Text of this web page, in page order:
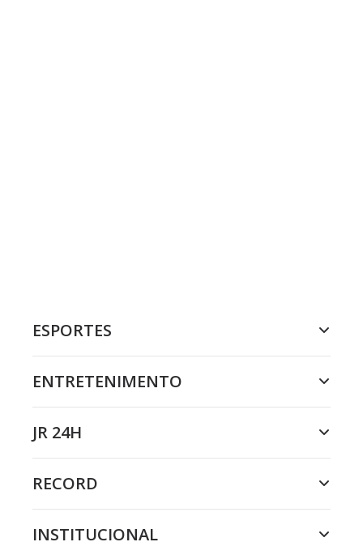
ESPORTES
ENTRETENIMENTO
JR 24H
RECORD
INSTITUCIONAL